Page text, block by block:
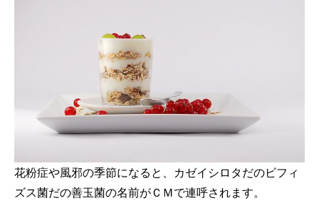
花粉症や風邪の季節になると、カゼイシロタだのビフィ
ズス菌だの善玉菌の名前がＣＭで連呼されます。